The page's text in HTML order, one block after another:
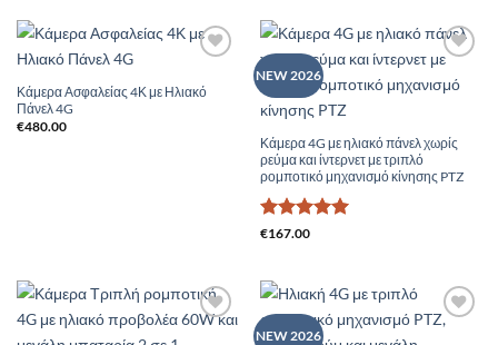
Wishlist
Κάμερα Ασφαλείας 4Κ με Ηλιακό
Πάνελ 4G
€480.00
NEW 2026
Add to
Wishlist
Κάμερα 4G με ηλιακό πάνελ χωρίς
ρεύμα και ίντερνετ με τριπλό
ρομποτικό μηχανισμό κίνησης PTZ
Βαθμολογήθηκε
€167.00
NEW 2026
Add to